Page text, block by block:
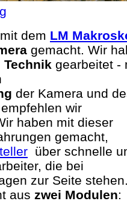
dem LM
gemacht. Wir
gearbeitet -
der Kamera und
wir
haben mit dieser
gemacht,
über schnelle
die bei
zur Seite
aus zwei Modulen: